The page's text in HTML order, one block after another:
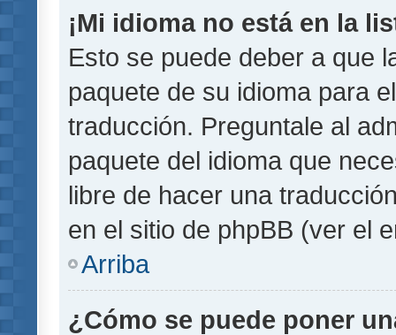
¡Mi idioma no está en la
Esto se puede deber a que
paquete de su idioma para
traducción. Preguntale al
paquete del idioma que
libre de hacer una
en el sitio de phpBB (ver el
Arriba
¿Cómo se puede poner